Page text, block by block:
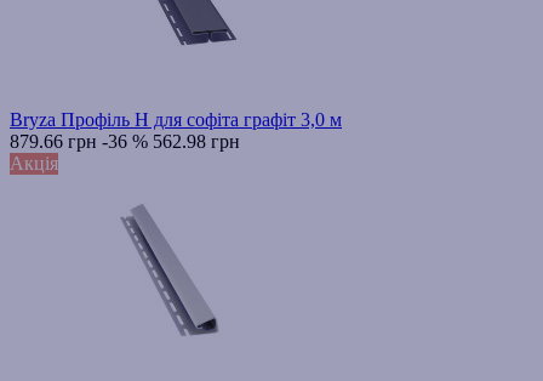
Bryza Профіль H для софіта графіт 3,0 м
879.66 грн -36 % 562.98 грн
Акція